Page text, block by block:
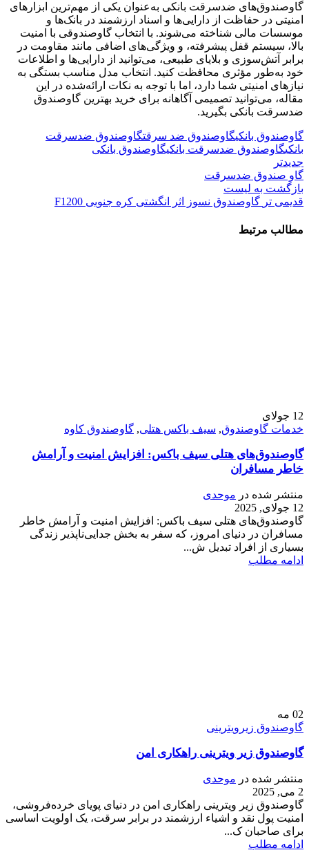
گاوصندوق‌های ضدسرقت بانکی به‌عنوان یکی از مهم‌ترین ابزارهای
امنیتی در حفاظت از دارایی‌ها و اسناد ارزشمند در بانک‌ها و
موسسات مالی شناخته می‌شوند. با انتخاب گاوصندوقی با امنیت
بالا، سیستم قفل پیشرفته، و ویژگی‌های اضافی مانند مقاومت در
برابر آتش‌سوزی و بلایای طبیعی، می‌توانید از دارایی‌ها و اطلاعات
خود به‌طور مؤثری محافظت کنید. انتخاب مدل مناسب بستگی به
نیازهای امنیتی شما دارد، اما با توجه به نکات ارائه‌شده در این
مقاله، می‌توانید تصمیمی آگاهانه برای خرید بهترین گاوصندوق
ضدسرقت بانکی بگیرید.
گاوصندوق بانکیگاوصندوق ضد سرقتگاوصندوق ضدسرقت
بانکیگاوصندوق ضدسرقت بانکیگاوصندوق بانکی
جدیدتر
گاو صندوق ضدسرقت
بازگشت به لیست
قدیمی تر گاوصندوق نسوز اثر انگشتی کره جنوبی F1200
مطالب مرتبط
12 جولای
خدمات گاوصندوق, سیف باکس هتلی, گاوصندوق کاوه
گاوصندوق‌های هتلی سیف باکس: افزایش امنیت و آرامش
خاطر مسافران
منتشر شده در موحدی
12 جولای, 2025
گاوصندوق‌های هتلی سیف باکس: افزایش امنیت و آرامش خاطر
مسافران در دنیای امروز، که سفر به بخش جدایی‌ناپذیر زندگی
بسیاری از افراد تبدیل ش...
ادامه مطلب
02 مه
گاوصندوق زیرویترینی
گاوصندوق زیر ویترینی راهکاری امن
منتشر شده در موحدی
2 می, 2025
گاوصندوق زیر ویترینی راهکاری امن در دنیای پویای خرده‌فروشی،
امنیت پول نقد و اشیاء ارزشمند در برابر سرقت، یک اولویت اساسی
برای صاحبان ک...
ادامه مطلب